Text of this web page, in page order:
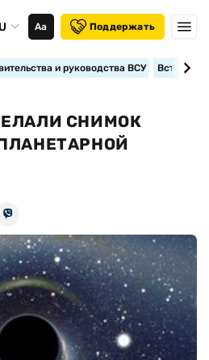
Аа Поддержать
и руководства ВСУ
СНИМОК